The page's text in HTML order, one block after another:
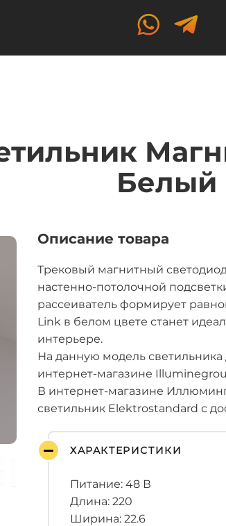
Белый
Описание товара
Трековый магнитный
настенно-потолочной
рассеиватель формирует
Link в белом цвете станет
интерьере.
На данную модель светильника
интернет-магазине
В интернет-магазине
светильник Elektrostandard с
ХАРАКТЕРИСТИКИ
Питание: 48 В
Длина: 220
Ширина: 22.6